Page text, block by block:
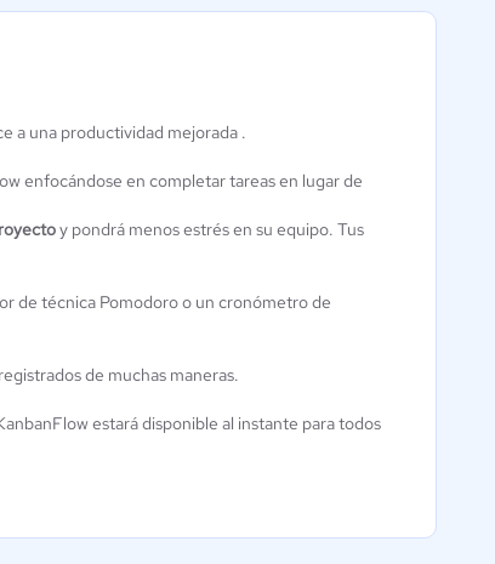
IKS
Primavera
a una productividad mejorada .
enfocándose en completar tareas en lugar de
y pondrá menos estrés en su equipo. Tus
de técnica Pomodoro o un cronómetro de
de muchas maneras.
estará disponible al instante para todos